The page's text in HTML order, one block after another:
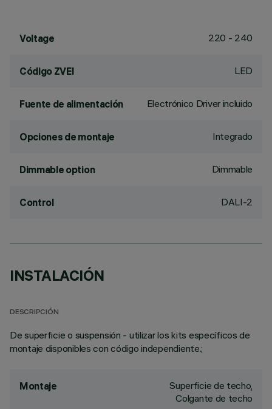
Voltage 220 - 240
Código ZVEI LED
Fuente de alimentación Electrónico Driver incluido
Opciones de montaje Integrado
Dimmable option Dimmable
Control DALI-2
INSTALACIÓN
DESCRIPCIÓN
De superficie o suspensión - utilizar los kits específicos de
montaje disponibles con código independiente.;
Montaje
Superficie de techo,
Colgante de techo